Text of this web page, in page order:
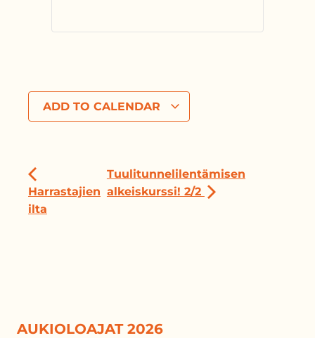
ADD TO CALENDAR
Harrastajien
ilta
Tuulitunnelilentämisen
alkeiskurssi! 2/2
AUKIOLOAJAT 2026